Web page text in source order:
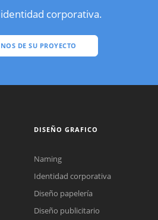
corporativa.
DE SU PROYECTO
DISEÑO GRAFICO
Naming
Identidad corporativa
Diseño papelería
Diseño publicitario